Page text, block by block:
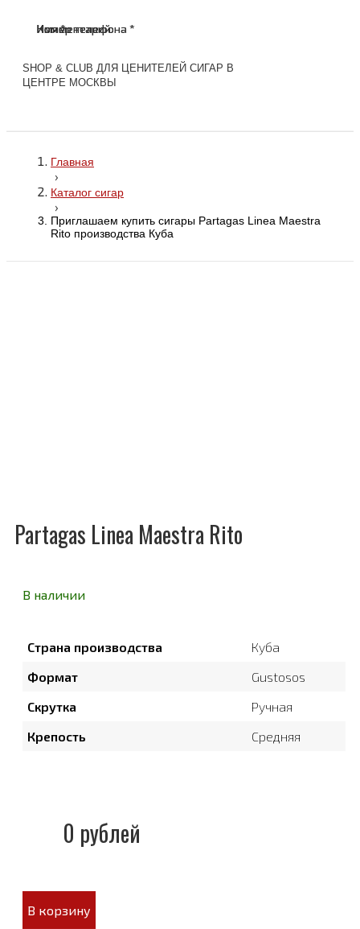
SHOP & CLUB ДЛЯ ЦЕНИТЕЛЕЙ СИГАР В
ЦЕНТРЕ МОСКВЫ
Главная
›
Каталог сигар
›
Приглашаем купить сигары Partagas Linea Maestra
Rito производства Куба
Partagas Linea Maestra Rito
В наличии
Страна производства
Куба
Формат
Gustosos
Скрутка
Ручная
Крепость
Средняя
0 рублей
В корзину
Имя *
Номер телефона *
Комментарий
Имя *
Номер телефона *
Комментарий